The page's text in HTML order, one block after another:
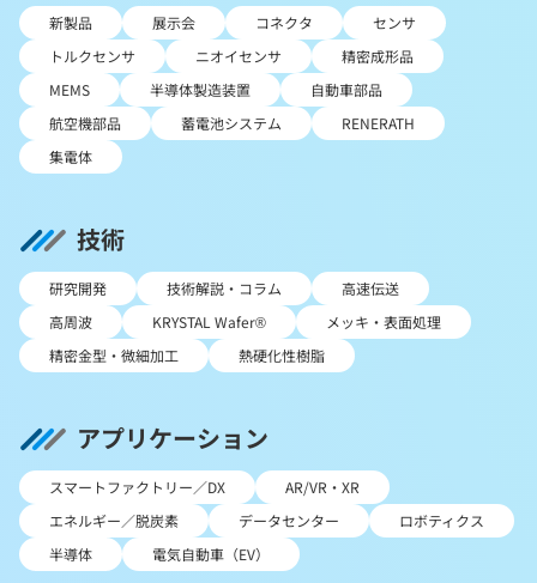
新製品 展示会 コネクタ
センサ
トルクセンサ
ニオイセンサ
精密成形品
MEMS
半導体製造装置
自動車部品
航空機部品
蓄電池システム
RENERATH
集電体
技術
研究開発 技術解説・コラム
高速伝送
高周波
KRYSTAL Wafer®
メッキ・表面処理
精密金型・微細加工
熱硬化性樹脂
アプリケーション
スマートファクトリー／DX
AR/VR・XR
エネルギー／脱炭素
データセンター
ロボティクス
半導体
電気自動車（EV）